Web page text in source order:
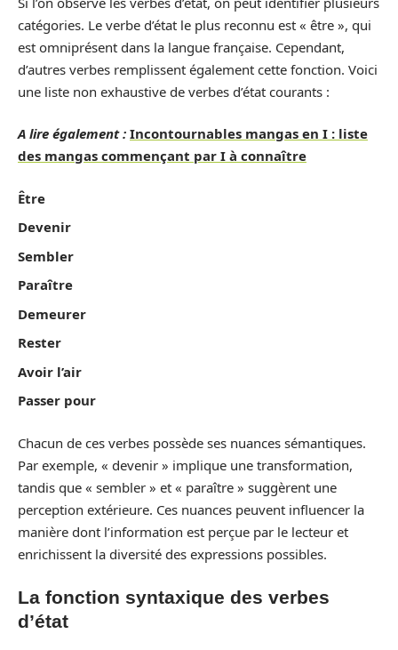
catégories. Le verbe d’état le plus reconnu est « être », qui
est omniprésent dans la langue française. Cependant,
d’autres verbes remplissent également cette fonction. Voici
une liste non exhaustive de verbes d’état courants :
A lire également : Incontournables mangas en I : liste
des mangas commençant par I à connaître
Être
Devenir
Sembler
Paraître
Demeurer
Rester
Avoir l’air
Passer pour
Chacun de ces verbes possède ses nuances sémantiques.
Par exemple, « devenir » implique une transformation,
tandis que « sembler » et « paraître » suggèrent une
perception extérieure. Ces nuances peuvent influencer la
manière dont l’information est perçue par le lecteur et
enrichissent la diversité des expressions possibles.
La fonction syntaxique des verbes
d’état